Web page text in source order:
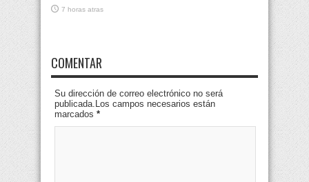
7 horas atras
COMENTAR
Su dirección de correo electrónico no será
publicada.Los campos necesarios están
marcados *